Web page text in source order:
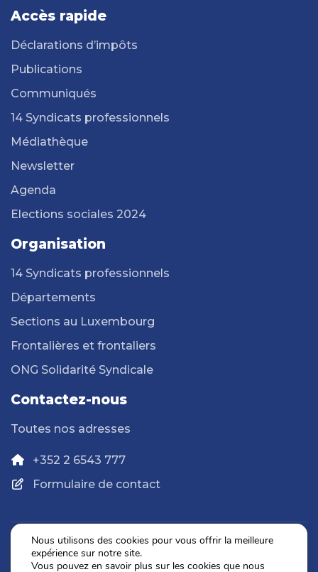
Accès rapide
Déclarations d’impôts
Publications
Communiqués
14 Syndicats professionnels
Médiathèque
Newsletter
Agenda
Elections sociales 2024
Organisation
14 Syndicats professionnels
Départements
Sections au Luxembourg
Frontalières et frontaliers
ONG Solidarité Syndicale
Contactez-nous
Toutes nos adresses
+352 2 6543 777
Formulaire de contact
Politique de confidentialité
Nous utilisons des cookies pour vous offrir la meilleure
expérience sur notre site.
Vous pouvez en savoir plus sur les cookies que nous